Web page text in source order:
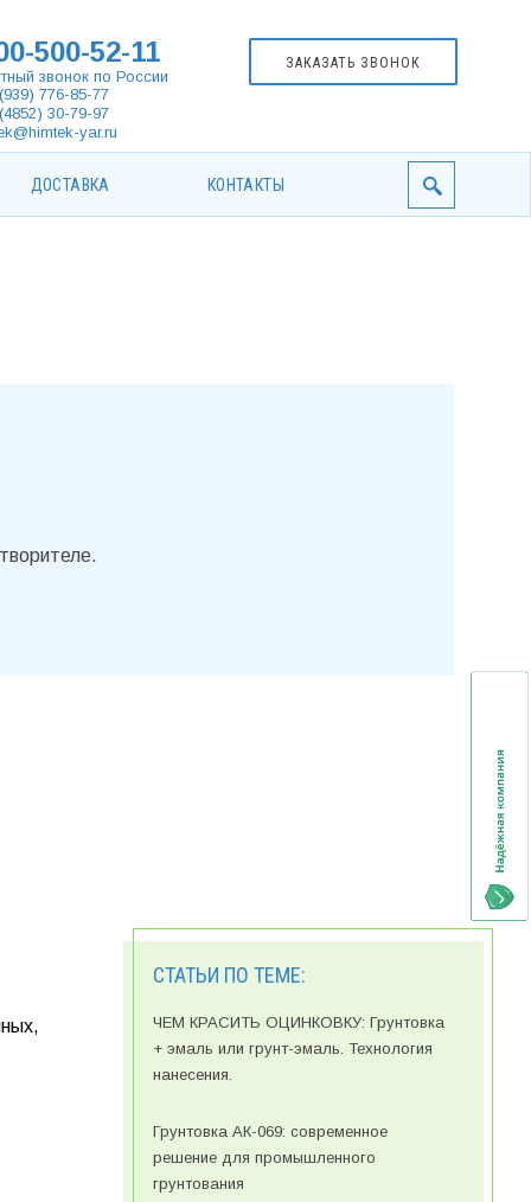
500-52-11
звонок по России
776-85-77
30-79-97
yar.ru
ЗАКАЗАТЬ ЗВОНОК
ДОСТАВКА КОНТАКТЫ
СТАТЬИ ПО ТЕМЕ:
ЧЕМ КРАСИТЬ ОЦИНКОВКУ: Грунтовка
+ эмаль или грунт-эмаль. Технология
нанесения.
Грунтовка АК-069: современное
решение для промышленного
грунтования